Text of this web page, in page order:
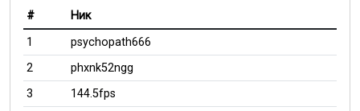
#
Ник
1
psychopath666
2
phxnk52ngg
3
144.5fps